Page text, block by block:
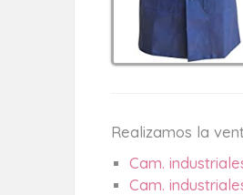
Realizamos la
Cam.
Cam.